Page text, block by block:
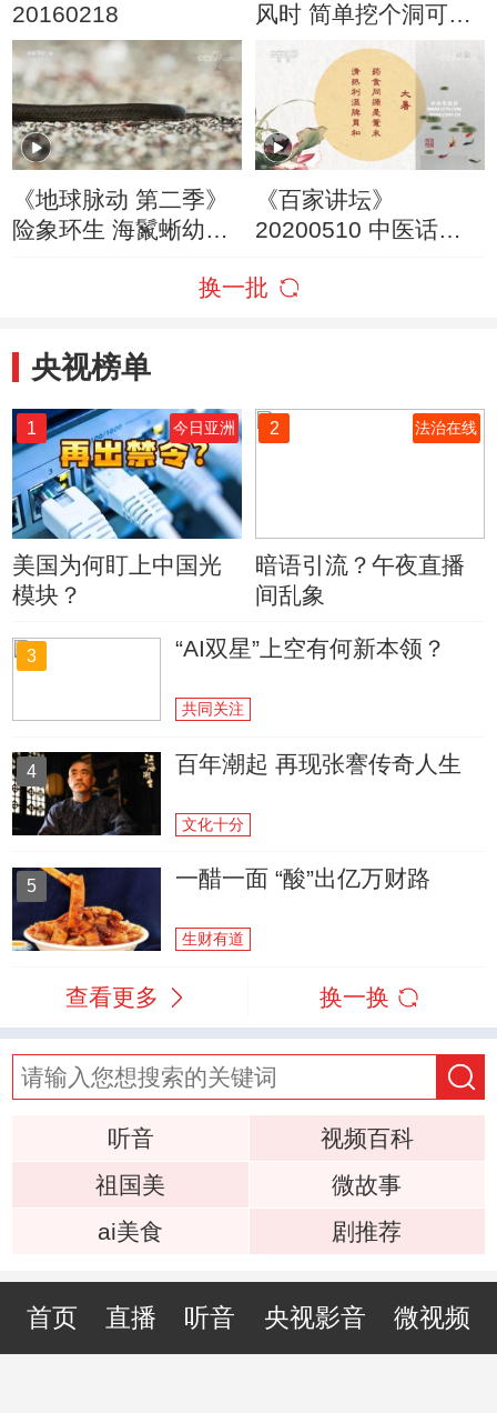
20160218
风时 简单挖个洞可躲
避捡条命
《地球脉动 第二季》
险象环生 海鬣蜥幼崽
《百家讲坛》
20200510 中医话节
换一批
央视榜单
1 今日亚洲
美国为何盯上中国光
模块？
2 法治在线
暗语引流？午夜直播
间乱象
3 “AI双星”上空有何新本领？
共同关注
4 百年潮起 再现张謇传奇人生
文化十分
5 一醋一面 “酸”出亿万财路
生财有道
查看更多 换一换
听音
视频百科
祖国美
微故事
ai美食
剧推荐
首页 直播 听音 央视影音 微视频